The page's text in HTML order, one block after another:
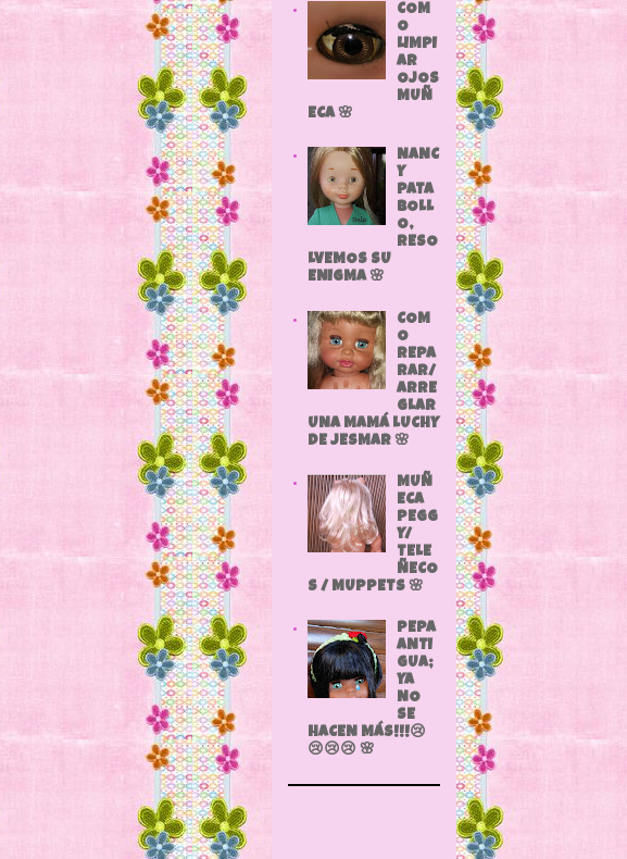
COM
O
LIMPI
AR
OJOS
MUÑ
ECA 🌸
NANC
Y
PATA
BOLL
O,
RESO
LVEMOS SU
ENIGMA 🌸
COM
O
REPA
RAR/
ARRE
GLAR
UNA MAMÁ LUCHY
DE JESMAR 🌸
MUÑ
ECA
PEGG
Y/
TELE
ÑECO
S / MUPPETS 🌸
PEPA
ANTI
GUA;
YA
NO
SE
HACEN MÁS!!!😢
😢😢😢 🌸